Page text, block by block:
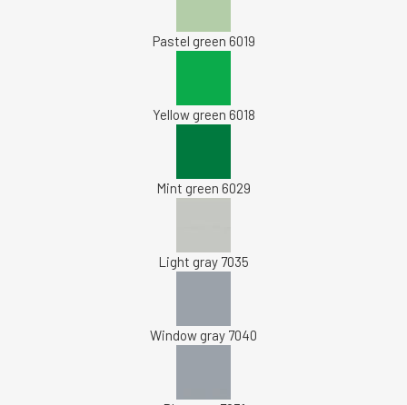
Pastel green 6019
Yellow green 6018
Mint green 6029
Light gray 7035
Window gray 7040